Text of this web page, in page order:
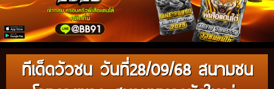
ทีเด็ดวัวชน วันที่28/09/68 สนามชน